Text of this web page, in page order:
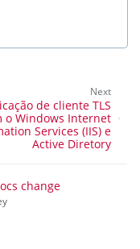
Next
de cliente TLS
o Windows Internet
Services (IIS) e
Active Diretory
change